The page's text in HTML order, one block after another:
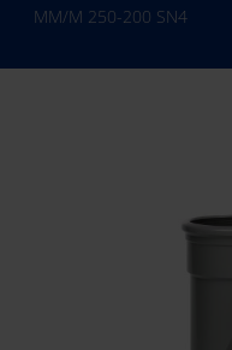
MM/M 250-200 SN4